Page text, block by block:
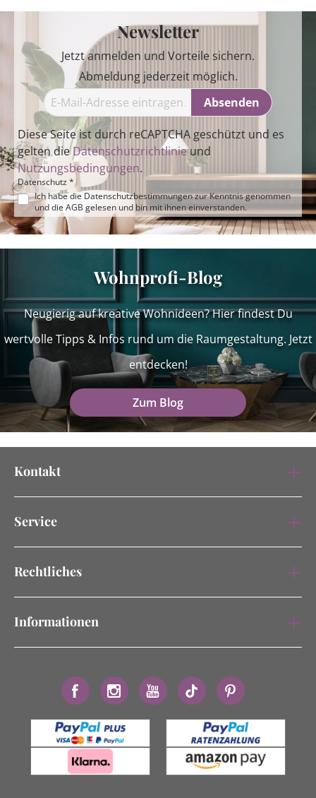
Newsletter
Jetzt anmelden und Vorteile sichern.
Abmeldung jederzeit möglich.
Absenden
Diese Seite ist durch reCAPTCHA geschützt und es
gelten dieDatenschutzrichtlinieund
Nutzungsbedingungen.
Datenschutz *
Ich habe die Datenschutzbestimmungenzur Kenntnis genommen
und die AGB gelesen und bin mit ihnen einverstanden.
Wohnprofi-Blog
Neugierig auf kreative Wohnideen? Hier findest Du
wertvolle Tipps & Infos rund um die Raumgestaltung. Jetzt
entdecken!
Zum Blog
Kontakt
Service
Rechtliches
Informationen